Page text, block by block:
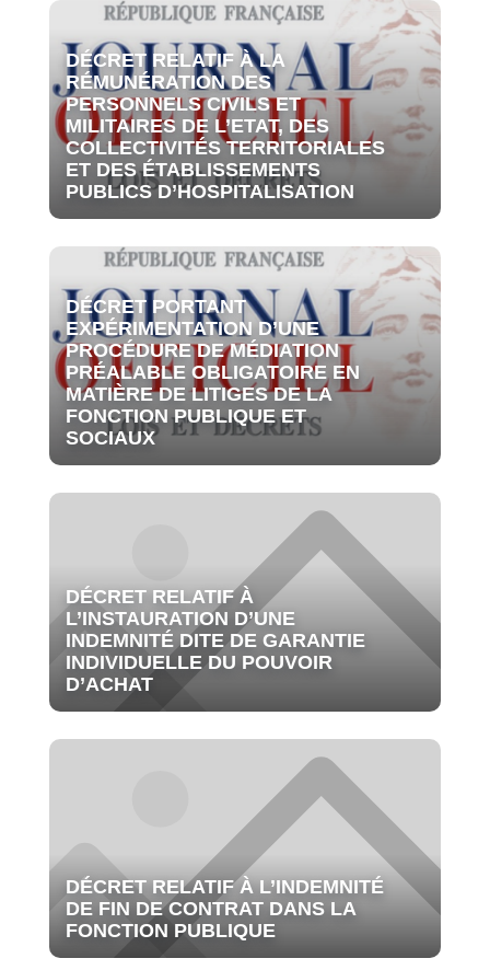
DÉCRET RELATIF À LA
RÉMUNÉRATION DES
PERSONNELS CIVILS ET
MILITAIRES DE L’ETAT, DES
COLLECTIVITÉS TERRITORIALES
ET DES ÉTABLISSEMENTS
PUBLICS D’HOSPITALISATION
DÉCRET PORTANT
EXPÉRIMENTATION D’UNE
PROCÉDURE DE MÉDIATION
PRÉALABLE OBLIGATOIRE EN
MATIÈRE DE LITIGES DE LA
FONCTION PUBLIQUE ET
SOCIAUX
DÉCRET RELATIF À
L’INSTAURATION D’UNE
INDEMNITÉ DITE DE GARANTIE
INDIVIDUELLE DU POUVOIR
D’ACHAT
DÉCRET RELATIF À L’INDEMNITÉ
DE FIN DE CONTRAT DANS LA
FONCTION PUBLIQUE